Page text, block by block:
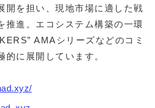
開を担い、現地市場に適した戦
推進。エコシステム構築の一環
AMAシリーズなどのコミ
的に展開しています。